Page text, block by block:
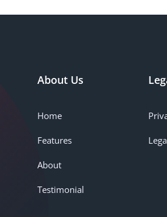
About Us
Home
Features
About
Testimonial